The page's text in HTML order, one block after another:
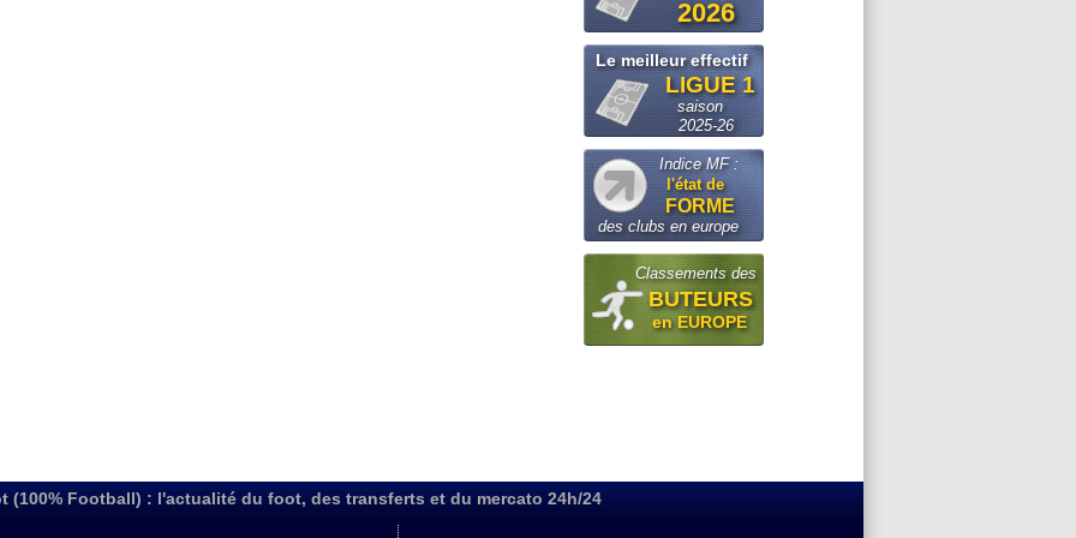
2026
Le meilleur effectif
LIGUE 1
saison
2025-26
Indice MF :
l'état de
FORME
des clubs en europe
Classements des
BUTEURS
en EUROPE
(100% Football) : l'actualité du foot, des transferts et du mercato 24h/24